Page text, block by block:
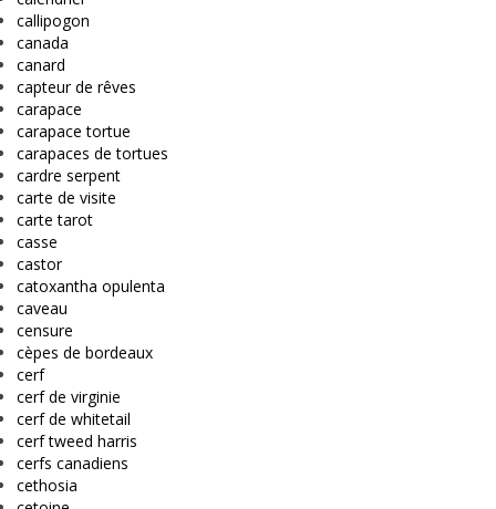
callipogon
canada
canard
capteur de rêves
carapace
carapace tortue
carapaces de tortues
cardre serpent
carte de visite
carte tarot
casse
castor
catoxantha opulenta
caveau
censure
cèpes de bordeaux
cerf
cerf de virginie
cerf de whitetail
cerf tweed harris
cerfs canadiens
cethosia